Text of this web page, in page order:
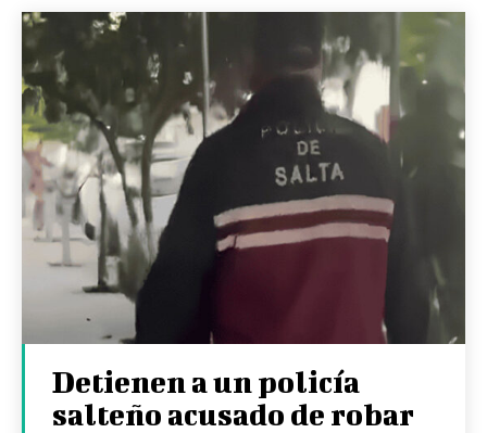
Detienen a un policía
salteño acusado de robar